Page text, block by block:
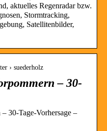
aktuelles Regenradar bzw.
Stormtracking,
Satellitenbilder,
› suederholz
– 30-
30-Tage-Vorhersage –